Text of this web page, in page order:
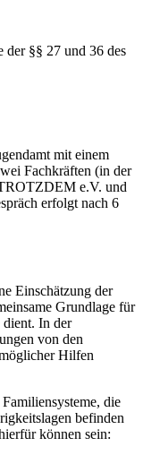
§§ 27 und 36 des
mit einem
Fachkräften (in der
e.V. und
erfolgt nach 6
Einschätzung der
Grundlage für
dient. In der
von den
Hilfen
die
befinden
können sein: